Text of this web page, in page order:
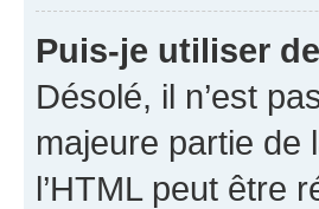
Puis-je utiliser de
Désolé, il n’est
majeure partie de
l’HTML peut être